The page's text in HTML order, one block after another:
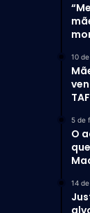
10
5 de
O
14